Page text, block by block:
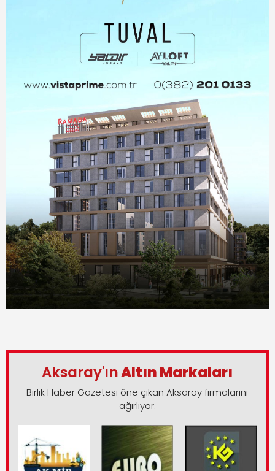
Aksaray'ınAltın Markaları
Birlik Haber Gazetesi öne çıkan Aksaray firmalarını
ağırlıyor.